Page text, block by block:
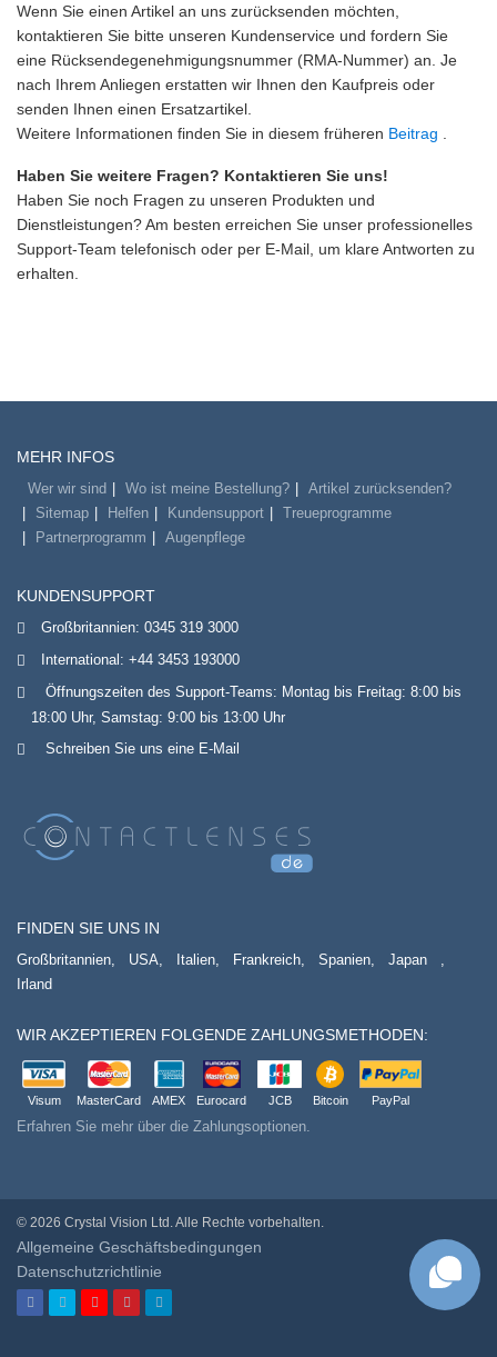
Wenn Sie einen Artikel an uns zurücksenden möchten,
kontaktieren Sie bitte unseren Kundenservice und fordern Sie
eine Rücksendegenehmigungsnummer (RMA-Nummer) an. Je
nach Ihrem Anliegen erstatten wir Ihnen den Kaufpreis oder
senden Ihnen einen Ersatzartikel.
Weitere Informationen finden Sie in diesem früheren Beitrag
Haben Sie weitere Fragen? Kontaktieren Sie uns!
Haben Sie noch Fragen zu unseren Produkten und
Dienstleistungen? Am besten erreichen Sie unser professionelles
Support-Team telefonisch oder per E-Mail, um klare Antworten zu
erhalten.
MEHR INFOS
Wer wir sind Wo ist meine Bestellung?
Artikel zurücksenden?
Sitemap
Helfen Kundensupport
Treueprogramme
Partnerprogramm
Augenpflege
KUNDENSUPPORT
Großbritannien: 0345 319 3000
International: +44 3453 193000
Öffnungszeiten des Support-Teams: Montag bis Freitag: 8:00 bis
18:00 Uhr, Samstag: 9:00 bis 13:00 Uhr
Schreiben Sie uns eine E-Mail
FINDEN SIE UNS IN
Großbritannien, USA, Italien, Frankreich, Spanien, Japan
,
Irland
WIR AKZEPTIEREN FOLGENDE ZAHLUNGSMETHODEN:
Visum MasterCard AMEX Eurocard JCB Bitcoin PayPal
Erfahren Sie mehr über die Zahlungsoptionen.
© 2026 Crystal Vision Ltd. Alle Rechte vorbehalten.
Allgemeine Geschäftsbedingungen
Datenschutzrichtlinie